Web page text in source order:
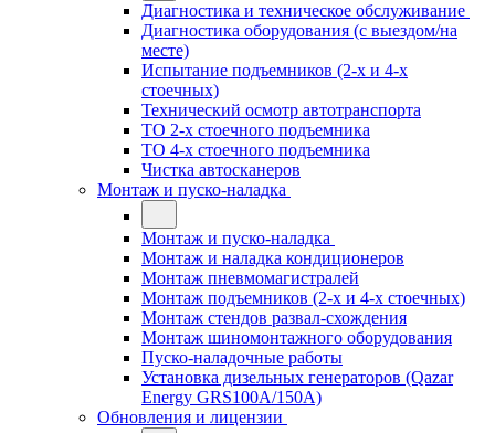
Диагностика и техническое обслуживание
Диагностика оборудования (с выездом/на
месте)
Испытание подъемников (2-х и 4-х
стоечных)
Технический осмотр автотранспорта
ТО 2-х стоечного подъемника
ТО 4-х стоечного подъемника
Чистка автосканеров
Монтаж и пуско-наладка
Монтаж и пуско-наладка
Монтаж и наладка кондиционеров
Монтаж пневмомагистралей
Монтаж подъемников (2-х и 4-х стоечных)
Монтаж стендов развал-схождения
Монтаж шиномонтажного оборудования
Пуско-наладочные работы
Установка дизельных генераторов (Qazar
Energy GRS100A/150A)
Обновления и лицензии